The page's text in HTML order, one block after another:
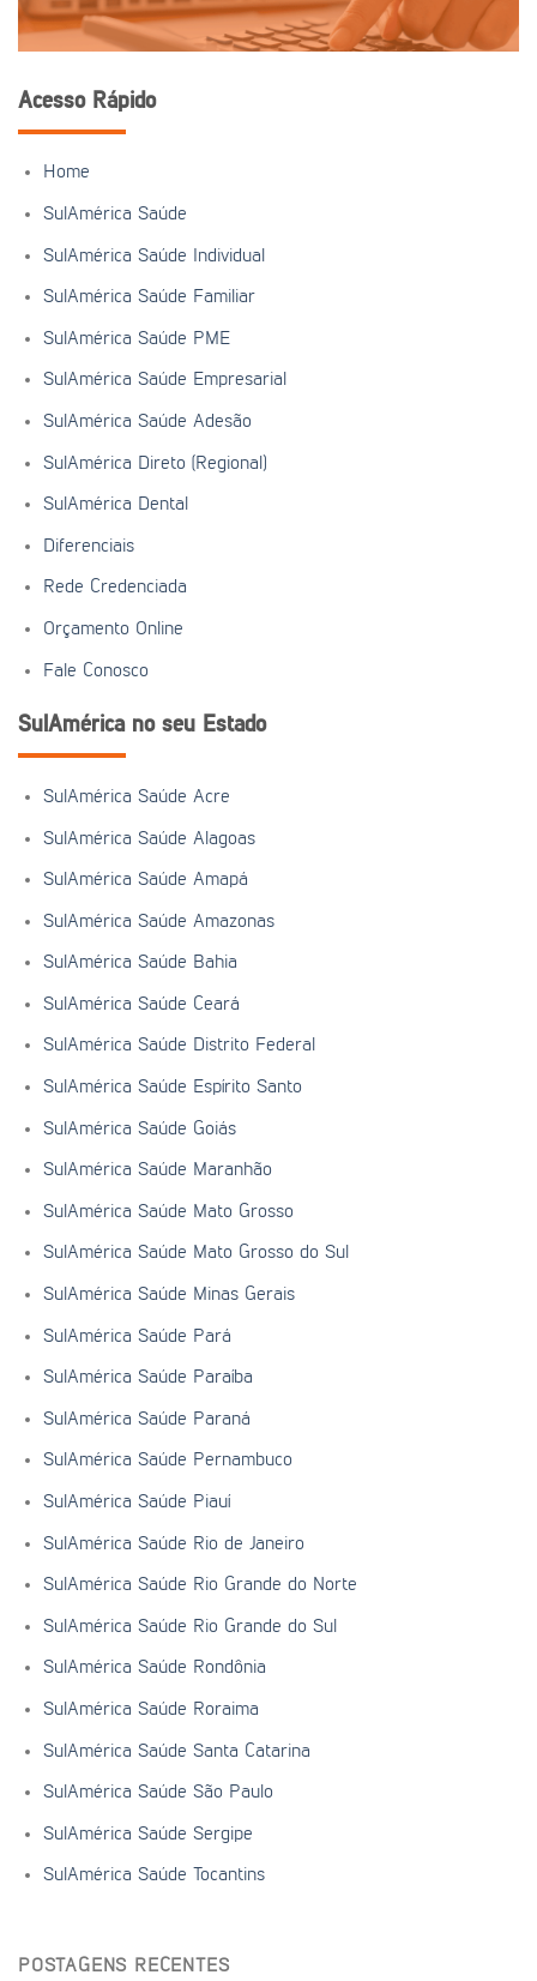
Acesso Rápido
Home
SulAmérica Saúde
SulAmérica Saúde Individual
SulAmérica Saúde Familiar
SulAmérica Saúde PME
SulAmérica Saúde Empresarial
SulAmérica Saúde Adesão
SulAmérica Direto (Regional)
SulAmérica Dental
Diferenciais
Rede Credenciada
Orçamento Online
Fale Conosco
SulAmérica no seu Estado
SulAmérica Saúde Acre
SulAmérica Saúde Alagoas
SulAmérica Saúde Amapá
SulAmérica Saúde Amazonas
SulAmérica Saúde Bahia
SulAmérica Saúde Ceará
SulAmérica Saúde Distrito Federal
SulAmérica Saúde Espírito Santo
SulAmérica Saúde Goiás
SulAmérica Saúde Maranhão
SulAmérica Saúde Mato Grosso
SulAmérica Saúde Mato Grosso do Sul
SulAmérica Saúde Minas Gerais
SulAmérica Saúde Pará
SulAmérica Saúde Paraíba
SulAmérica Saúde Paraná
SulAmérica Saúde Pernambuco
SulAmérica Saúde Piauí
SulAmérica Saúde Rio de Janeiro
SulAmérica Saúde Rio Grande do Norte
SulAmérica Saúde Rio Grande do Sul
SulAmérica Saúde Rondônia
SulAmérica Saúde Roraima
SulAmérica Saúde Santa Catarina
SulAmérica Saúde São Paulo
SulAmérica Saúde Sergipe
SulAmérica Saúde Tocantins
POSTAGENS RECENTES